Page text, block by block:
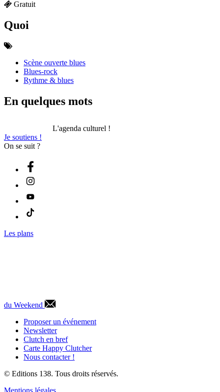
Gratuit
Quoi
Scène ouverte blues
Blues-rock
Rythme & blues
En quelques mots
L'agenda culturel !
Je soutiens !
On se suit ?
Les plans
du Weekend
Proposer un événement
Newsletter
Clutch en bref
Carte Happy Clutcher
Nous contacter !
© Editions 138. Tous droits réservés.